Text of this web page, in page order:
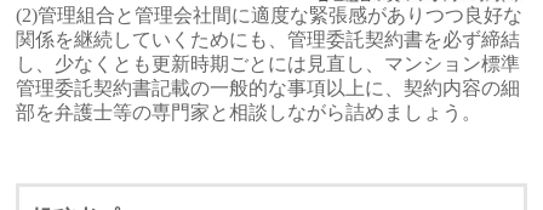
(2)管理組合と管理会社間に適度な緊張感がありつつ良好な
関係を継続していくためにも、管理委託契約書を必ず締結
し、少なくとも更新時期ごとには見直し、マンション標準
管理委託契約書記載の一般的な事項以上に、契約内容の細
部を弁護士等の専門家と相談しながら詰めましょう。